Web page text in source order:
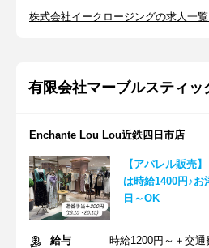
株式会社イークロージングの求人一
有限会社マーブルスティッ
Enchante Lou Lou近鉄四日市店
【アパレル販売
は時給1400円♪
日～OK
給与
時給1200円～＋交通